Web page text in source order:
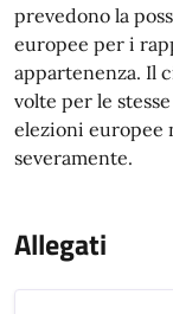
prevedono la
europee per i
appartenenza. Il
volte per le
elezioni europee
severamente.
Allegati